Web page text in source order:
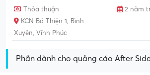
Thỏa thuận
2 năm
KCN Bá Thiện 1, Bình
Xuyên, Vĩnh Phúc
Phần dành cho quảng cáo After